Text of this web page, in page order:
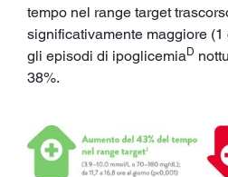
tempo nel range target
significativamente maggiore
gli episodi di ipoglicemiaD
38%.